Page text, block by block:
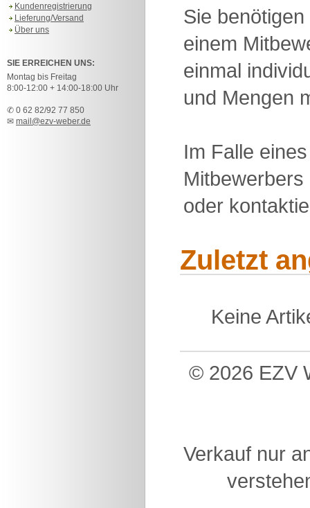
Kundenregistrierung
Lieferung/Versand
Über uns
SIE ERREICHEN UNS:
Montag bis Freitag
8:00-12:00 + 14:00-18:00 Uhr
✆ 0 62 82/92 77 850
✉ mail@ezv-weber.de
Sie
einem
einmal
und Mengen
Im Falle
oder
Zuletzt
Keine
© 2026 EZV
Verkauf nur